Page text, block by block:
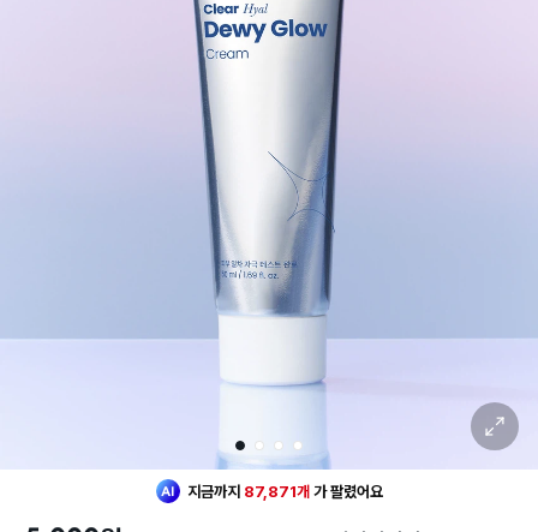
1 2 3 4
확대 보기
지금까지 87,871개 가팔렸어요